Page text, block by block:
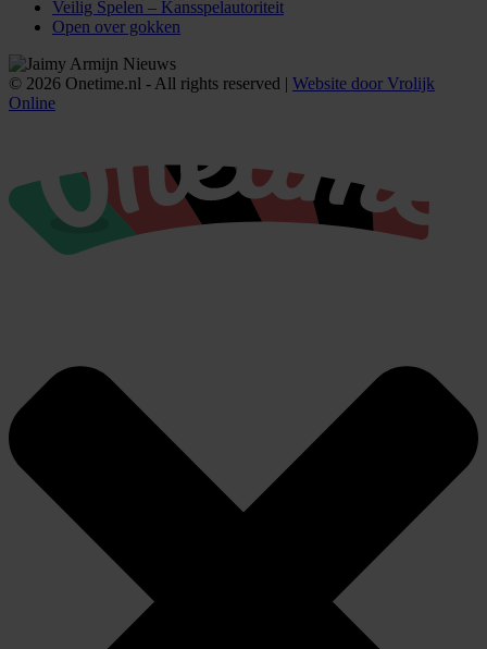
Veilig Spelen – Kansspelautoriteit
Open over gokken
© 2026 Onetime.nl - All rights reserved | Website door Vrolijk
Online